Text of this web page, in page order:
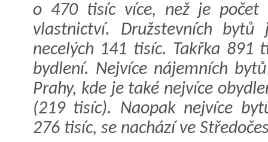
o 470 tisíc více, než je počet
vlastnictví. Družstevních
necelých 141 tisíc. Takřka 891
bydlení. Nejvíce nájemních
Prahy, kde je také nejvíce
(219 tisíc). Naopak nejvíce
276 tisíc, se nachází ve